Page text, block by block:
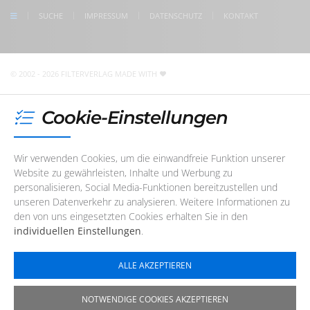
SUCHE IMPRESSUM DATENSCHUTZ KONTAKT
© 2002 - 2026 FILTERVERLAG MADE WITH
Cookie-Einstellungen
Wir verwenden Cookies, um die einwandfreie Funktion unserer
Website zu gewährleisten, Inhalte und Werbung zu
personalisieren, Social Media-Funktionen bereitzustellen und
unseren Datenverkehr zu analysieren. Weitere Informationen zu
den von uns eingesetzten Cookies erhalten Sie in den
individuellen Einstellungen.
ALLE AKZEPTIEREN
NOTWENDIGE COOKIES AKZEPTIEREN